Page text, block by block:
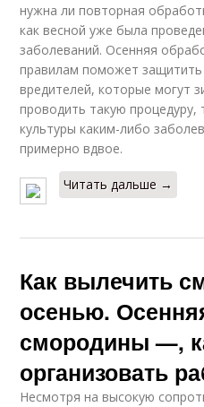
нужна ли повторная
как весной уже была
заболеваний. Осенняя
правилам поможет защитить
вредителей, которые могут
проводить такую
культуры каким-либо
примерно вдвое.
Читать дальше →
Как вылечить
осенью.
смородины —,
организовать
Несмотря на высокую